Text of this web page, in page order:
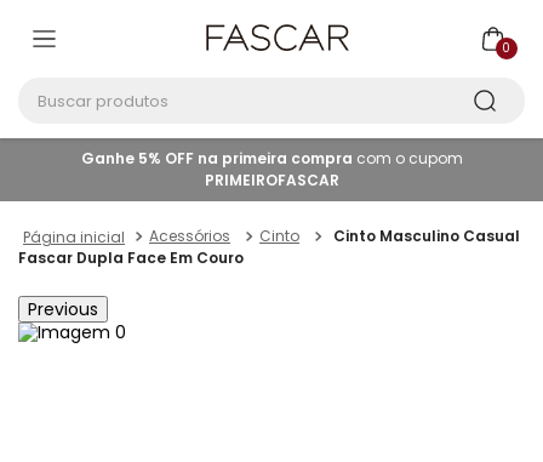
0
Ganhe 5% OFF na primeira compra com o cupom
PRIMEIROFASCAR
Acessórios Cinto
Cinto Masculino Casual
Fascar Dupla Face Em Couro
Previous